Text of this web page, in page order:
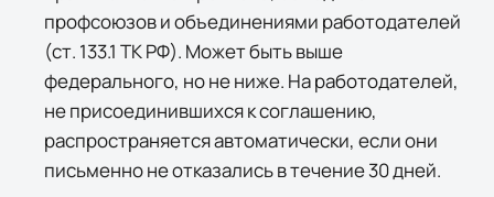
профсоюзов и объединениями работодателей
(ст. 133.1 ТК РФ). Может быть выше
федерального, но не ниже. На работодателей,
не присоединившихся к соглашению,
распространяется автоматически, если они
письменно не отказались в течение 30 дней.